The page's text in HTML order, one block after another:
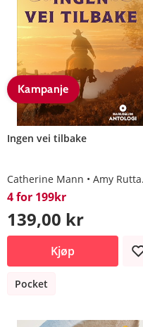
Kampanje
Ingen vei tilbake
Catherine Mann Amy Ruttan
4 for 199kr
139,00 kr
Kjøp
Pocket